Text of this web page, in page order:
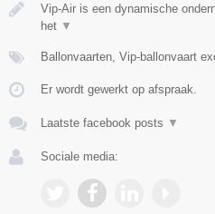
Vip-Air is een dynamische
het ▼
Ballonvaarten, Vip-ballonvaart
Er wordt gewerkt op afspraak.
Laatste facebook posts ▼
Sociale media: